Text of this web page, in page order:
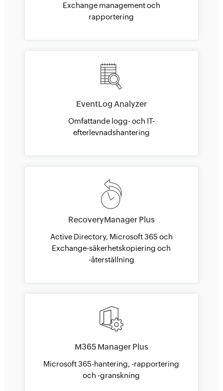
Exchange management och
rapportering
EventLog Analyzer
Omfattande logg- och IT-
efterlevnadshantering
RecoveryManager Plus
Active Directory, Microsoft 365 och
Exchange-säkerhetskopiering och
-återställning
M365 Manager Plus
Microsoft 365-hantering, -rapportering
och -granskning